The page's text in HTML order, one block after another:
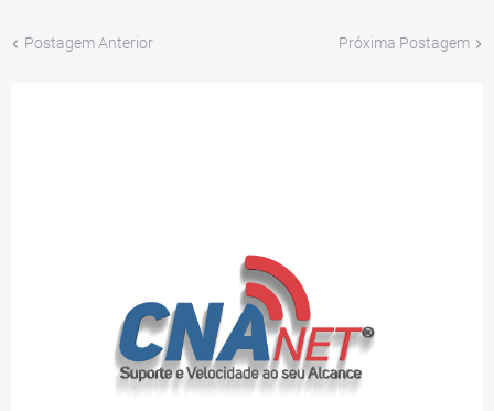
Postagem Anterior Próxima Postagem